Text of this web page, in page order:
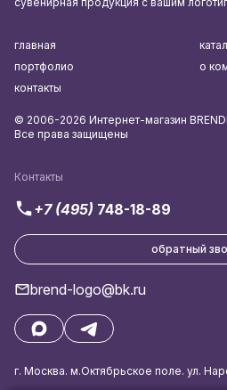
Контакты
+7 (495) 748-18-89
обратный
brend-logo@bk.ru
г. Москва. м.Октябрьское поле. ул.
главная
портфолио
о
контакты
© 2006-2026 Интернет-магазин
Все права защищены